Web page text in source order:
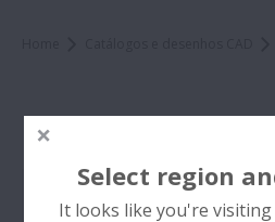
Rolamentos
Literatura de
Select region
It looks like you're